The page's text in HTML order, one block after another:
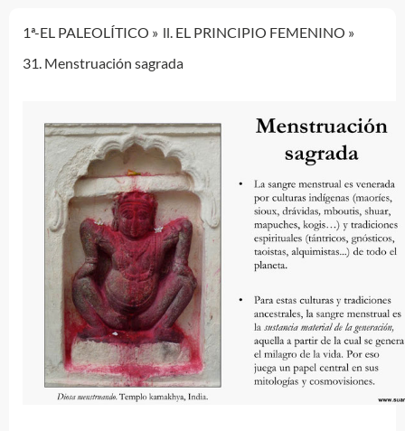
1ª-EL PALEOLÍTICO
ll. EL PRINCIPIO FEMENINO
31. Menstruación sagrada